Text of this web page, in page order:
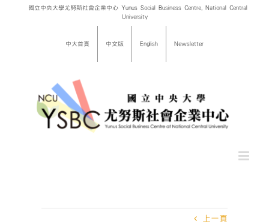
國立中央大學尤努斯社會企業中心 Yunus Social Business Centre, National Central
University
中大首頁 中文版 English Newsletter
上一頁